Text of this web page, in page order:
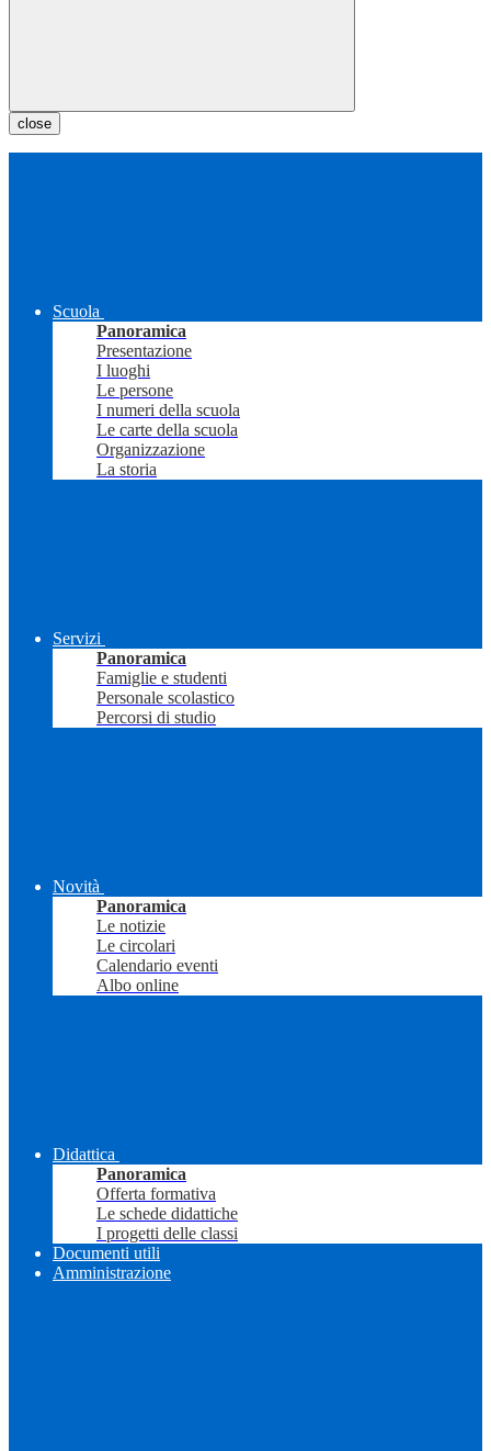
close
Scuola
Panoramica
Presentazione
I luoghi
Le persone
I numeri della scuola
Le carte della scuola
Organizzazione
La storia
Servizi
Panoramica
Famiglie e studenti
Personale scolastico
Percorsi di studio
Novità
Panoramica
Le notizie
Le circolari
Calendario eventi
Albo online
Didattica
Panoramica
Offerta formativa
Le schede didattiche
I progetti delle classi
Documenti utili
Amministrazione